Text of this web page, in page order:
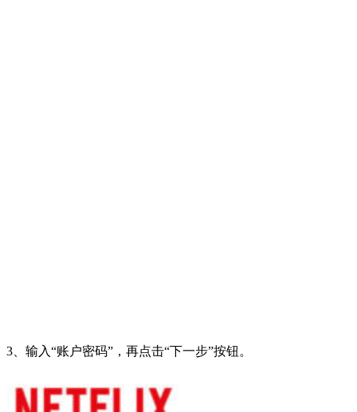
3、输入“账户密码”，再点击“下一步”按钮。